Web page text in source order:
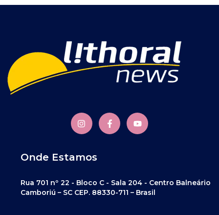
Onde Estamos
Rua 701 nº 22 - Bloco C - Sala 204 - Centro Balneário
Camboriú – SC CEP. 88330-711 – Brasil